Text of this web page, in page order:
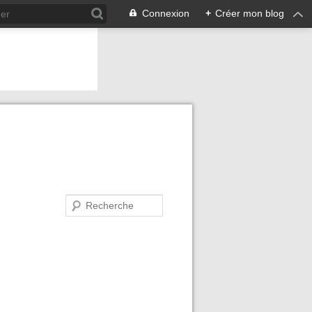
Connexion + Créer mon blog